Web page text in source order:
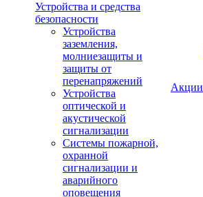
Устройства и средства
безопасности
Устройства
заземления,
молниезащиты и
защиты от
перенапряжений
Устройства
оптической и
акустической
сигнализации
Системы пожарной,
охранной
сигнализации и
аварийного
оповещения
Акции